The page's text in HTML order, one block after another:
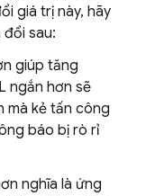
giá trị này, hãy
sau:
giúp tăng
ngắn hơn sẽ
mà kẻ tấn công
báo bị rò rỉ
nghĩa là ứng